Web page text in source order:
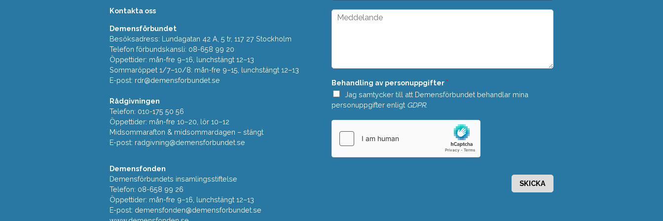
Kontakta oss
Demensförbundet
Besöksadress: Lundagatan 42 A, 5 tr, 117 27 Stockholm
Telefon förbundskansli: 08-658 99 20
Öppettider: mån-fre 9–16, lunchstängt 12–13
Sommaröppet 1/7–10/8: mån-fre 9–15, lunchstängt 12–13
E-post: rdr@demensforbundet.se
Rådgivningen
Telefon: 010-175 50 56
Öppettider: mån-fre 10–20, lör 10–12
Midsommarafton & midsommardagen – stängt
E-post: radgivning@demensforbundet.se
Demensfonden
Demensförbundets insamlingsstiftelse
Telefon: 08-658 99 26
Öppettider: mån-fre 9–16, lunchstängt 12–13
E-post: demensfonden@demensforbundet.se
*
o
p
M
a
d
e
*
Behandling av personuppgifter *
Jag samtycker till att Demensförbundet behandlar mina
personuppgifter enligt GDPR.
SKICKA